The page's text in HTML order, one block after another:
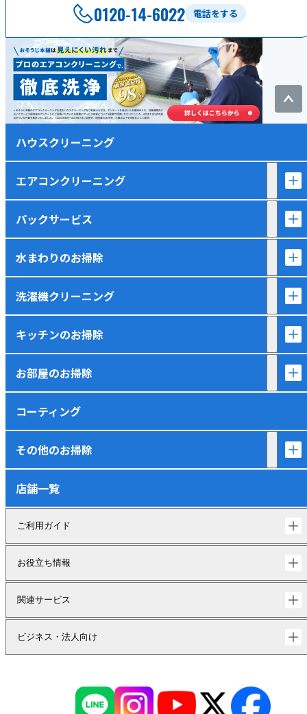
電話をする
0120-14-6022
ハウスクリーニング
エアコンクリーニング
パックサービス
水まわりのお掃除
洗濯機クリーニング
キッチンのお掃除
お部屋のお掃除
コーティング
その他のお掃除
店舗一覧
ご利用ガイド
お役立ち情報
関連サービス
ビジネス・法人向け